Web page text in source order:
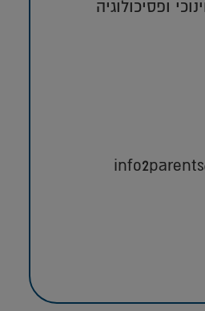
ופסיכולוגיה